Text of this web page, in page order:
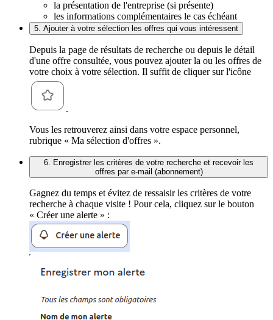
la présentation de l'entreprise (si présente)
les informations complémentaires le cas échéant
5. Ajouter à votre sélection les offres qui vous intéressent
Depuis la page de résultats de recherche ou depuis le détail
d'une offre consultée, vous pouvez ajouter la ou les offres de
votre choix à votre sélection. Il suffit de cliquer sur l'icône
.
Vous les retrouverez ainsi dans votre espace personnel,
rubrique « Ma sélection d'offres ».
6. Enregistrer les critères de votre recherche et recevoir les
offres par e-mail (abonnement)
Gagnez du temps et évitez de ressaisir les critères de votre
recherche à chaque visite ! Pour cela, cliquez sur le bouton
« Créer une alerte » :